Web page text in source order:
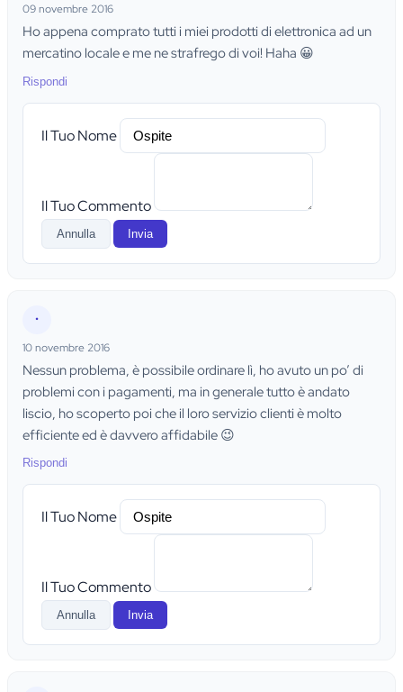
09 novembre 2016
Ho appena comprato tutti i miei prodotti di elettronica ad un
mercatino locale e me ne strafrego di voi! Haha 😀
Rispondi
Il Tuo Nome
Il Tuo Commento
Annulla Invia
•
10 novembre 2016
Nessun problema, è possibile ordinare lì, ho avuto un po’ di
problemi con i pagamenti, ma in generale tutto è andato
liscio, ho scoperto poi che il loro servizio clienti è molto
efficiente ed è davvero affidabile 😉
Rispondi
Il Tuo Nome
Il Tuo Commento
Annulla Invia